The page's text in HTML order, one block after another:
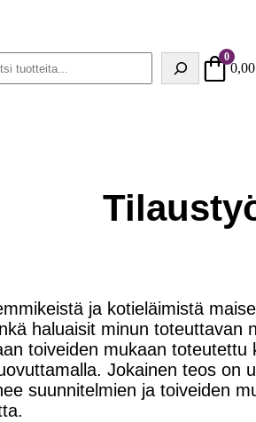
0
0,00
ja kotieläimistä
haluaisit minun toteuttavan
toiveiden mukaan
Jokainen teos on
suunnitelmien ja toiveiden